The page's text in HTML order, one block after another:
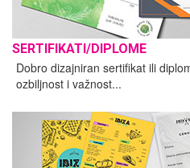
SERTIFIKATI/DIPLOME
Dobro dizajniran sertifikat ili
ozbiljnost i važnost...